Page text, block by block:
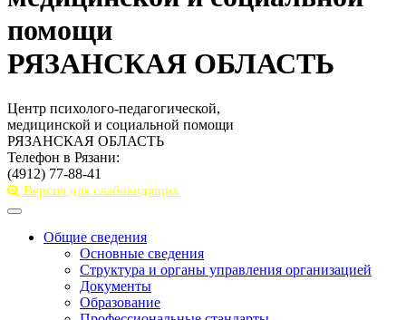
помощи
РЯЗАНСКАЯ ОБЛАСТЬ
Центр психолого-педагогической,
медицинской и социальной помощи
РЯЗАНСКАЯ ОБЛАСТЬ
Телефон в Рязани:
(4912) 77-88-41
Версия для слабовидящих
Toggle
navigationОбщие сведения
Основные сведения
Структура и органы управления организацией
Документы
Образование